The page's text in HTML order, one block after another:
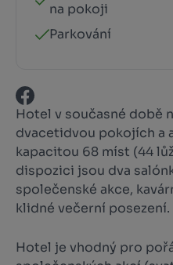
na pokoji
Parkování
Hotel v současné době
dvacetidvou pokojích a
kapacitou 68 míst (44
dispozici jsou dva
společenské akce,
klidné večerní posezení.
Hotel je vhodný pro